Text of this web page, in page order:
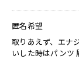
匿名希望
取りあえず、エナ
いした時はパンツ